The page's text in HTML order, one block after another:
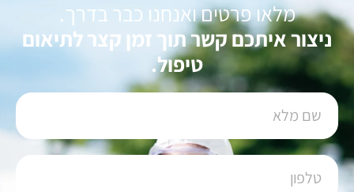
מלאו פרטים ואנחנו כבר בדרך.
ניצור איתכם קשר תוך זמן קצר לתיאום
טיפול.